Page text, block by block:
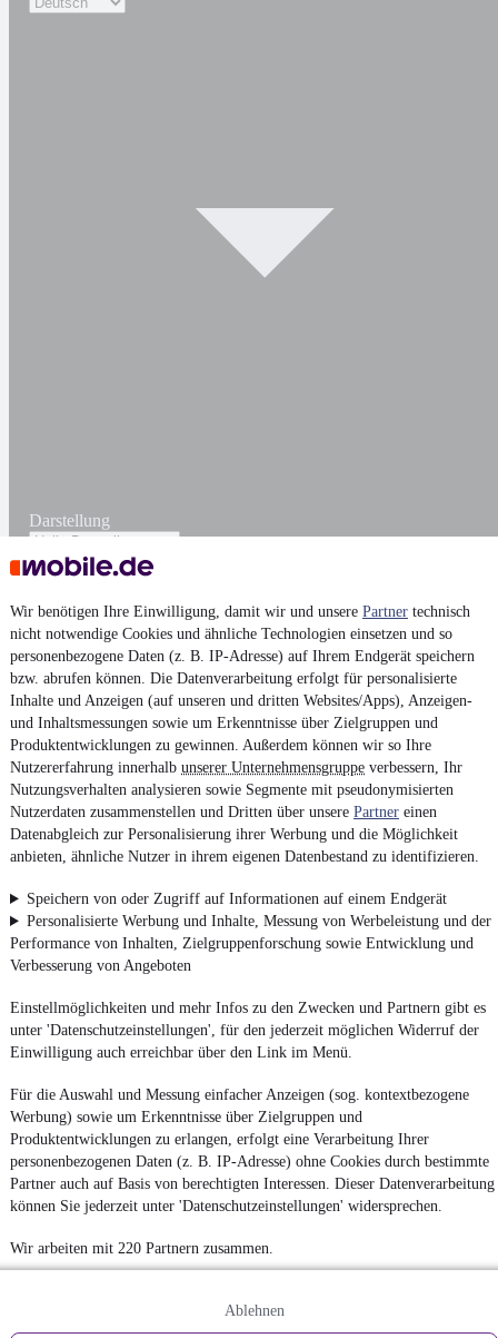
Wir benötigen Ihre Einwilligung, damit wir und unsere Partner technisch
nicht notwendige Cookies und ähnliche Technologien einsetzen und so
personenbezogene Daten (z. B. IP-Adresse) auf Ihrem Endgerät speichern
bzw. abrufen können. Die Datenverarbeitung erfolgt für personalisierte
Inhalte und Anzeigen (auf unseren und dritten Websites/Apps), Anzeigen-
und Inhaltsmessungen sowie um Erkenntnisse über Zielgruppen und
Produktentwicklungen zu gewinnen. Außerdem können wir so Ihre
Nutzererfahrung innerhalb unserer Unternehmensgruppe verbessern, Ihr
Nutzungsverhalten analysieren sowie Segmente mit pseudonymisierten
Nutzerdaten zusammenstellen und Dritten über unsere Partner einen
Datenabgleich zur Personalisierung ihrer Werbung und die Möglichkeit
anbieten, ähnliche Nutzer in ihrem eigenen Datenbestand zu identifizieren.
Speichern von oder Zugriff auf Informationen auf einem Endgerät
Personalisierte Werbung und Inhalte, Messung von Werbeleistung und der
Performance von Inhalten, Zielgruppenforschung sowie Entwicklung und
Verbesserung von Angeboten
Einstellmöglichkeiten und mehr Infos zu den Zwecken und Partnern gibt es
unter 'Datenschutzeinstellungen', für den jederzeit möglichen Widerruf der
Einwilligung auch erreichbar über den Link im Menü.
Für die Auswahl und Messung einfacher Anzeigen (sog. kontextbezogene
Werbung) sowie um Erkenntnisse über Zielgruppen und
Produktentwicklungen zu erlangen, erfolgt eine Verarbeitung Ihrer
personenbezogenen Daten (z. B. IP-Adresse) ohne Cookies durch bestimmte
Partner auch auf Basis von berechtigten Interessen. Dieser Datenverarbeitung
können Sie jederzeit unter 'Datenschutzeinstellungen' widersprechen.
Wir arbeiten mit 220 Partnern zusammen.
Ablehnen
Darstellung